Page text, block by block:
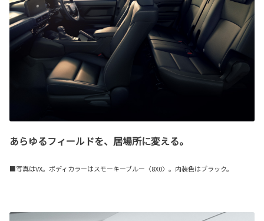
あらゆるフィールドを、居場所に変える。
■写真はVX。ボディカラーはスモーキーブルー〈8X0〉。内装色はブラック。